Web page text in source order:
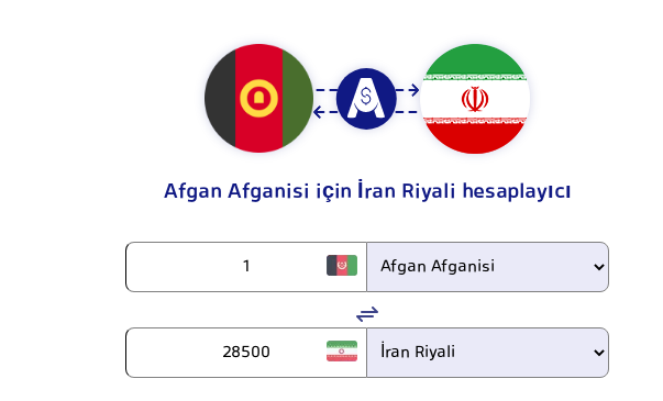
Afgan Afganisi için İran Riyali hesaplayıcı